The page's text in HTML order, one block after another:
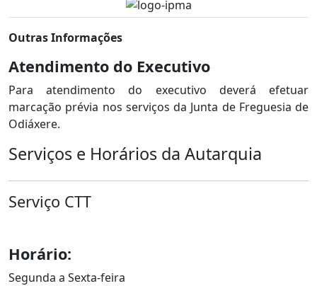
Outras Informações
Atendimento do Executivo
Para atendimento do executivo deverá efetuar
marcação prévia nos serviços da Junta de Freguesia de
Odiáxere.
Serviços e Horários da Autarquia
Serviço CTT
Horário:
Segunda a Sexta-feira